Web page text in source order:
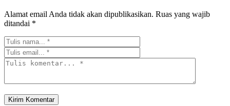
Alamat email Anda tidak akan dipublikasikan. Ruas yang wajib
ditandai *